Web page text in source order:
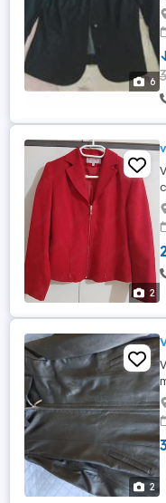
6
2
2